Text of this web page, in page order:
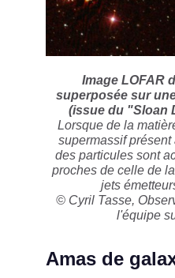
Image LOFAR
superposée sur
(issue du "Sloan
Lorsque de la
supermassif
des particules sont
proches de celle de
jets
© Cyril Tasse,
l'équipe
Amas de